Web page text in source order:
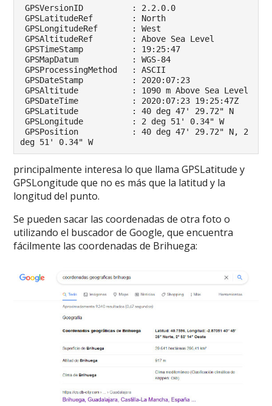
GPSVersionID          : 2.2.0.0
GPSLatitudeRef        : North
GPSLongitudeRef       : West
GPSAltitudeRef        : Above Sea Level
GPSTimeStamp          : 19:25:47
GPSMapDatum           : WGS-84
GPSProcessingMethod   : ASCII
GPSDateStamp          : 2020:07:23
GPSAltitude           : 1090 m Above Sea Level
GPSDateTime           : 2020:07:23 19:25:47Z
GPSLatitude           : 40 deg 47' 29.72" N
GPSLongitude          : 2 deg 51' 0.34" W
GPSPosition           : 40 deg 47' 29.72" N, 2
deg 51' 0.34" W
principalmente interesa lo que llama GPSLatitude y
GPSLongitude que no es más que la latitud y la
longitud del punto.
Se pueden sacar las coordenadas de otra foto o
utilizando el buscador de Google, que encuentra
fácilmente las coordenadas de Brihuega: